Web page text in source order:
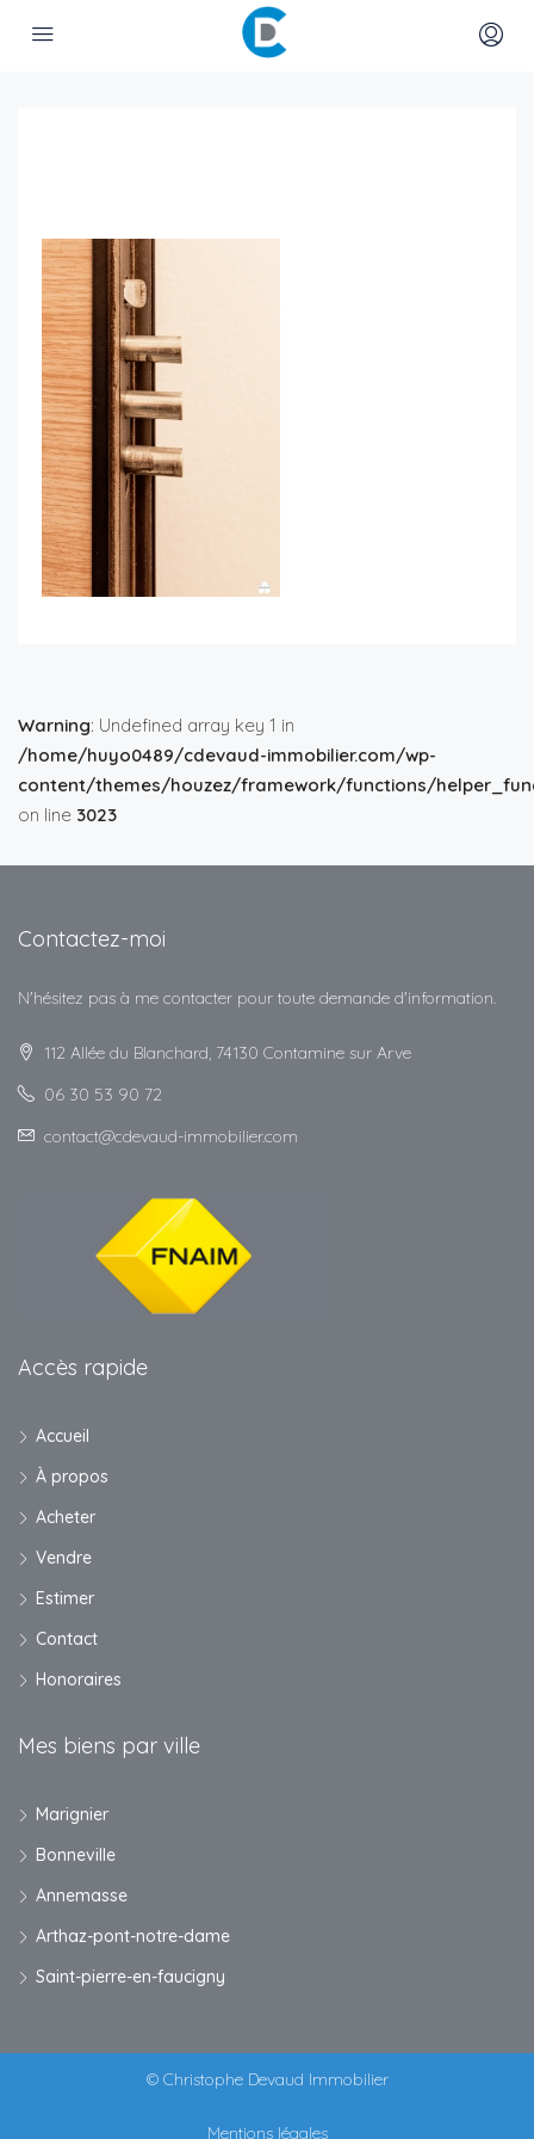
Warning: Undefined array key 1 in
/home/huyo0489/cdevaud-immobilier.com/wp-
content/themes/houzez/framework/functions/
on line 3023
Contactez-moi
N'hésitez pas à me contacter pour toute demande d'information.
112 Allée du Blanchard, 74130 Contamine sur Arve
06 30 53 90 72
contact@cdevaud-immobilier.com
Accès rapide
Accueil
À propos
Acheter
Vendre
Estimer
Contact
Honoraires
Mes biens par ville
Marignier
Bonneville
Annemasse
Arthaz-pont-notre-dame
Saint-pierre-en-faucigny
© Christophe Devaud Immobilier
Mentions légales